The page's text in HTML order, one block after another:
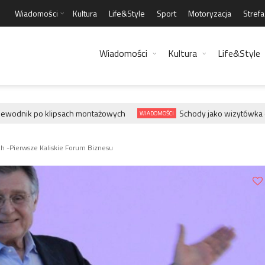
Wiadomości Kultura Life&Style Sport Motoryzacja
Wiadomości Kultura Life&Style
po klipsach montażowych WIADOMOŚCI Schody jako wizytówka
-Pierwsze Kaliskie Forum Biznesu